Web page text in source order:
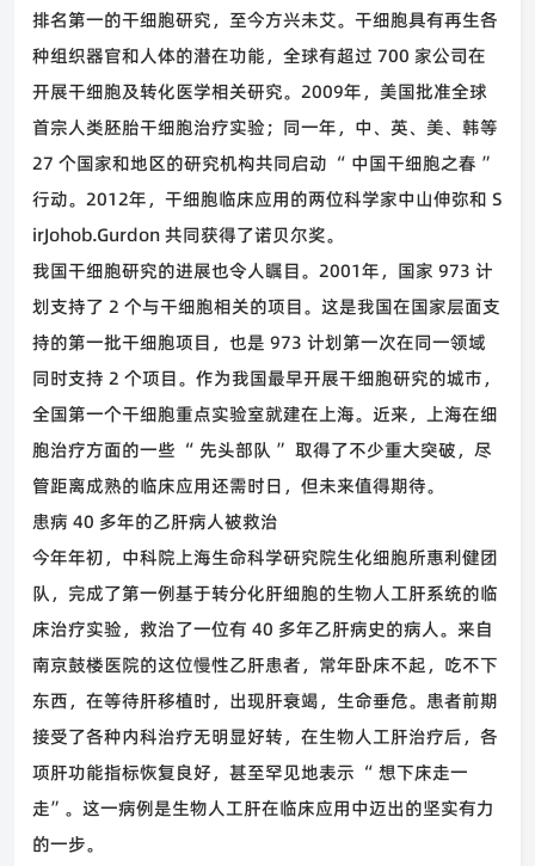
排名第一的干细胞研究，至今方兴未艾。干细胞具有再生各
种组织器官和人体的潜在功能，全球有超过 700 家公司在
开展干细胞及转化医学相关研究。 2009年，美国批准全球
首宗人类胚胎干细胞治疗实验；同一年，中、英、美、韩等
27 个国家和地区的研究机构共同启动 “ 中国干细胞之春 ”
行动。 2012年，干细胞临床应用的两位科学家中山伸弥和 S
irJohob.Gurdon共同获得了诺贝尔奖。
我国干细胞研究的进展也令人瞩目。 2001年，国家 973 计
划支持了 2 个与干细胞相关的项目。这是我国在国家层面支
持的第一批干细胞项目，也是 973 计划第一次在同一领域
同时支持 2 个项目。作为我国最早开展干细胞研究的城市，
全国第一个干细胞重点实验室就建在上海。近来，上海在细
胞治疗方面的一些 “ 先头部队 ” 取得了不少重大突破，尽
管距离成熟的临床应用还需时日，但未来值得期待。
患病 40 多年的乙肝病人被救治
今年年初，中科院上海生命科学研究院生化细胞所惠利健团
队，完成了第一例基于转分化肝细胞的生物人工肝系统的临
床治疗实验，救治了一位有 40 多年乙肝病史的病人。来自
南京鼓楼医院的这位慢性乙肝患者，常年卧床不起，吃不下
东西，在等待肝移植时，出现肝衰竭，生命垂危。患者前期
接受了各种内科治疗无明显好转，在生物人工肝治疗后，各
项肝功能指标恢复良好，甚至罕见地表示 “ 想下床走一
走” 。这一病例是生物人工肝在临床应用中迈出的坚实有力
的一步。